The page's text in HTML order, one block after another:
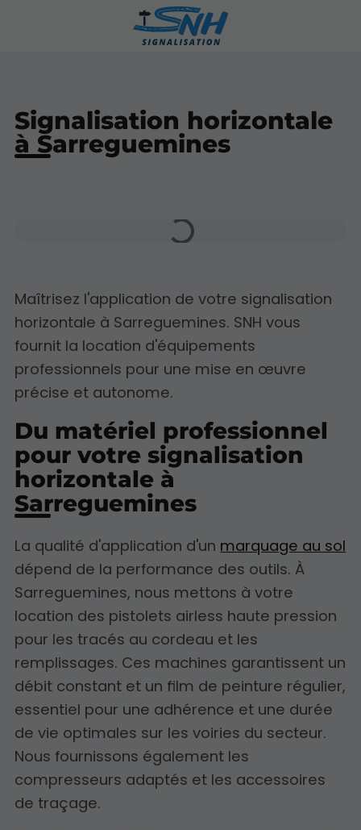
Signalisation horizontale
à Sarreguemines
Maîtrisez l'application de votre signalisation
horizontale à Sarreguemines. SNH vous
fournit la location d'équipements
professionnels pour une mise en œuvre
précise et autonome.
Du matériel professionnel
pour votre signalisation
horizontale à
Sarreguemines
La qualité d'application d'un marquage au sol
dépend de la performance des outils. À
Sarreguemines, nous mettons à votre
location des pistolets airless haute pression
pour les tracés au cordeau et les
remplissages. Ces machines garantissent un
débit constant et un film de peinture régulier,
essentiel pour une adhérence et une durée
de vie optimales sur les voiries du secteur.
Nous fournissons également les
compresseurs adaptés et les accessoires
de traçage.